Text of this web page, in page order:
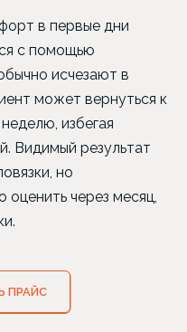
в первые дни
с помощью
исчезают в
может вернуться к
избегая
Видимый результат
но
через месяц,
ПРАЙС